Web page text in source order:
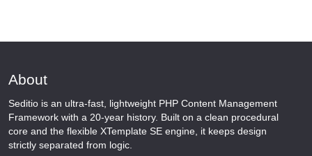
About
Seditio is an ultra-fast, lightweight PHP Content Management
Framework with a 20-year history. Built on a clean procedural
core and the flexible XTemplate SE engine, it keeps design
strictly separated from logic.